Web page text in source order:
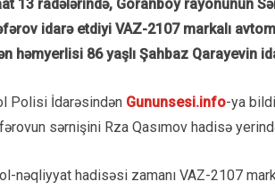
13 radələrində, Goranboy rayonunun
idarə etdiyi VAZ-2107 markalı
həmyerlisi 86 yaşlı Şahbaz Qarayevin
Polisi İdarəsindən Gununsesi.info-ya
sərnişini Rza Qasımov hadisə
nəqliyyat hadisəsi zamanı VAZ-2107